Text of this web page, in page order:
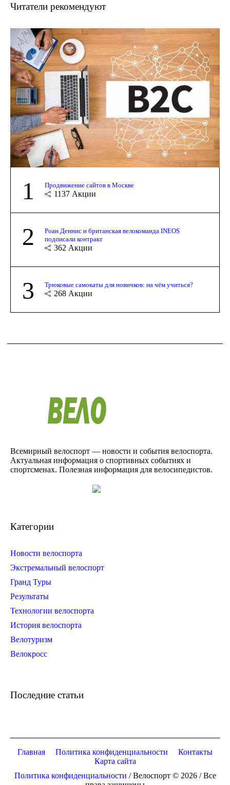
Читатели рекомендуют
1 Продвижение сайтов в Москве
1137 Акции
2
Роан Деннис и британская велокоманда INEOS
подписали контракт
362 Акции
3 Трюковые самокаты для новичков: на чём учиться?
268 Акции
Всемирный велоспорт — новости и события велоспорта.
Актуальная информация о спортивных событиях и
спортсменах. Полезная информация для велосипедистов.
Категории
Новости велоспорта
Экстремальный велоспорт
Гранд Туры
Результаты
Технологии велоспорта
История велоспорта
Велотуризм
Велокросс
Последние статьи
Главная Политика конфиденциальности
Контакты
Карта сайта
Политика конфиденциальности / Велоспорт © 2026 / Все